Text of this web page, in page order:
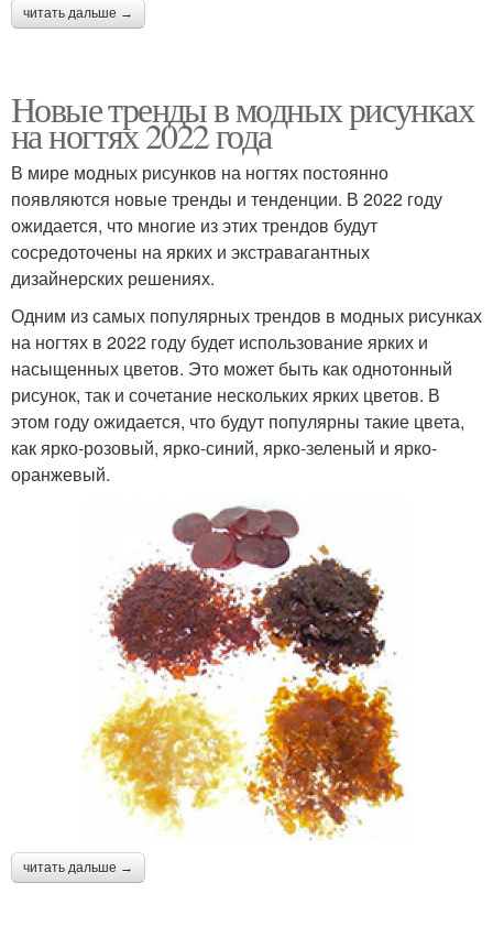
читать дальше →
Новые тренды в модных рисунках
на ногтях 2022 года
В мире модных рисунков на ногтях постоянно
появляются новые тренды и тенденции. В 2022 году
ожидается, что многие из этих трендов будут
сосредоточены на ярких и экстравагантных
дизайнерских решениях.
Одним из самых популярных трендов в модных рисунках
на ногтях в 2022 году будет использование ярких и
насыщенных цветов. Это может быть как однотонный
рисунок, так и сочетание нескольких ярких цветов. В
этом году ожидается, что будут популярны такие цвета,
как ярко-розовый, ярко-синий, ярко-зеленый и ярко-
оранжевый.
читать дальше →